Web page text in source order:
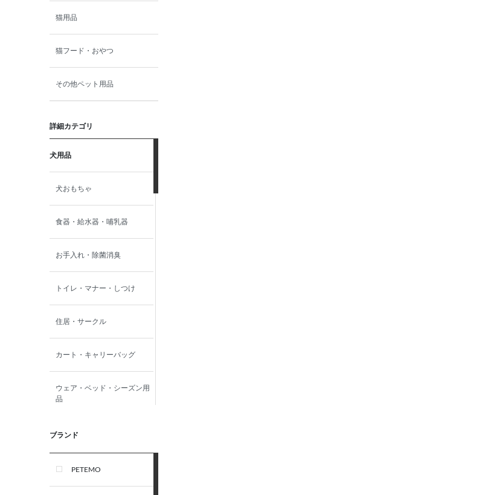
猫用品
猫フード・おやつ
その他ペット用品
詳細カテゴリ
犬用品
犬おもちゃ
食器・給水器・哺乳器
お手入れ・除菌消臭
トイレ・マナー・しつけ
住居・サークル
カート・キャリーバッグ
ウェア・ベッド・シーズン用
品
首輪・ハーネス(胴輪)・リー
ブランド
PETEMO